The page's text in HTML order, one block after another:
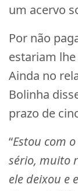
um acervo
Por não
estariam
Ainda no
Bolinha
prazo de
“Estou com
sério, muito
ele deixou e